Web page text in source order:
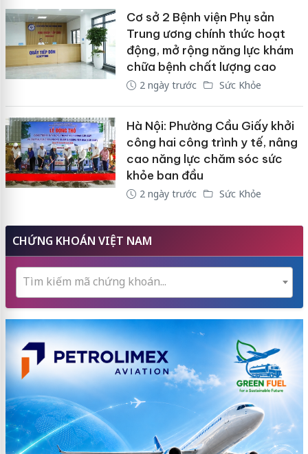
Cơ sở 2 Bệnh viện Phụ sản
Trung ương chính thức hoạt
động, mở rộng năng lực khám
chữa bệnh chất lượng cao
2 ngày trước Sức Khỏe
Hà Nội: Phường Cầu Giấy khởi
công hai công trình y tế, nâng
cao năng lực chăm sóc sức
khỏe ban đầu
2 ngày trước Sức Khỏe
CHỨNG KHOÁN VIỆT NAM
Tìm kiếm mã chứng khoán...